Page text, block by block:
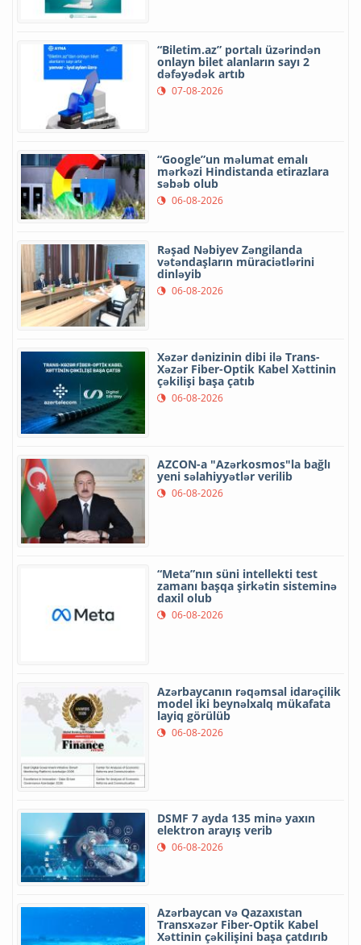
“Biletim.az” portalı üzərindən
onlayn bilet alanların sayı 2
dəfəyədək artıb
07-08-2026
“Google”un məlumat emalı
mərkəzi Hindistanda etirazlara
səbəb olub
06-08-2026
Rəşad Nəbiyev Zəngilanda
vətəndaşların müraciətlərini
dinləyib
06-08-2026
Xəzər dənizinin dibi ilə Trans-
Xəzər Fiber-Optik Kabel Xəttinin
çəkilişi başa çatıb
06-08-2026
AZCON-a "Azərkosmos"la bağlı
yeni səlahiyyətlər verilib
06-08-2026
“Meta”nın süni intellekti test
zamanı başqa şirkətin sisteminə
daxil olub
06-08-2026
Azərbaycanın rəqəmsal idarəçilik
model iki beynəlxalq mükafata
layiq görülüb
06-08-2026
DSMF 7 ayda 135 minə yaxın
elektron arayış verib
06-08-2026
Azərbaycan və Qazaxıstan
Transxəzər Fiber-Optik Kabel
Xəttinin çəkilişini başa çatdırıb